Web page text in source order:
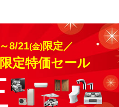
8/21(金)限定／
定特価セール